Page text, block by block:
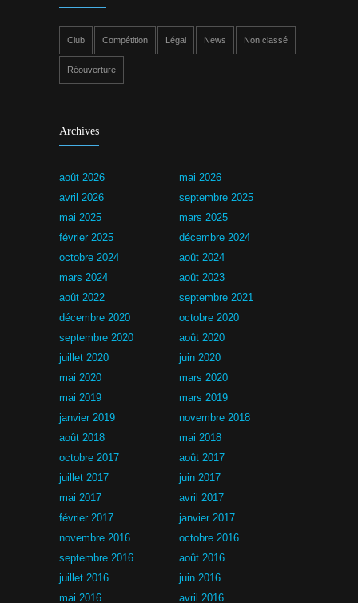
Club Compétition Légal News Non classé
Réouverture
Archives
août 2026
mai 2026
avril 2026
septembre 2025
mai 2025
mars 2025
février 2025
décembre 2024
octobre 2024
août 2024
mars 2024
août 2023
août 2022
septembre 2021
décembre 2020
octobre 2020
septembre 2020
août 2020
juillet 2020
juin 2020
mai 2020
mars 2020
mai 2019
mars 2019
janvier 2019
novembre 2018
août 2018
mai 2018
octobre 2017
août 2017
juillet 2017
juin 2017
mai 2017
avril 2017
février 2017
janvier 2017
novembre 2016
octobre 2016
septembre 2016
août 2016
juillet 2016
juin 2016
mai 2016
avril 2016